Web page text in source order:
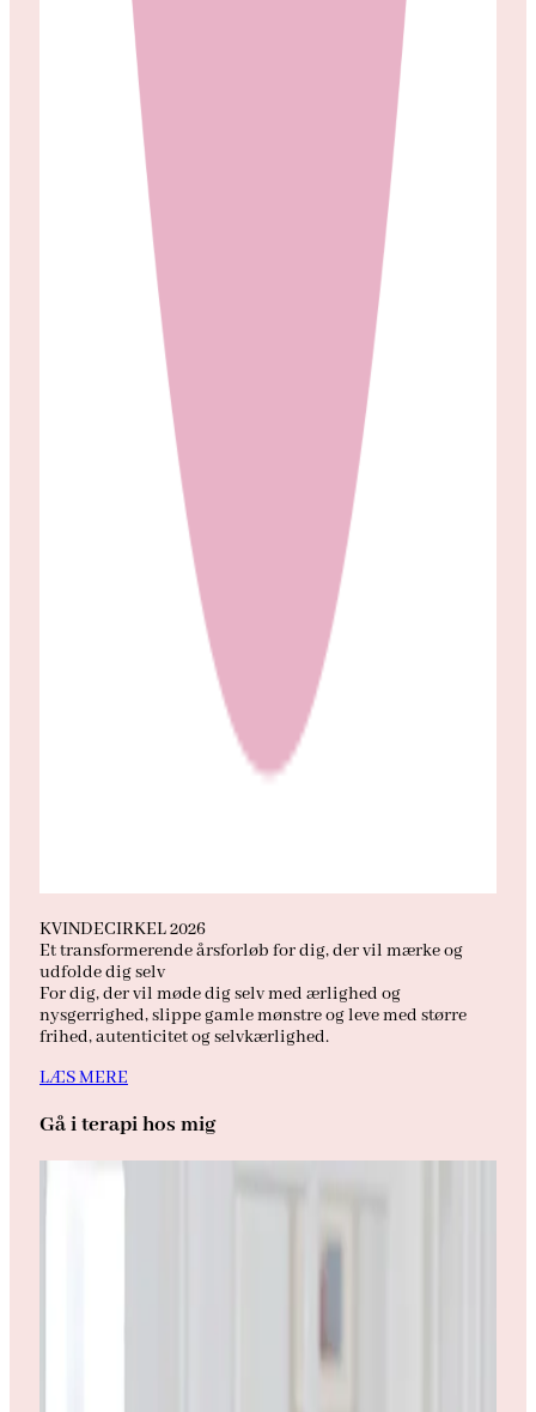
KVINDECIRKEL 2026
Et transformerende årsforløb for dig, der vil mærke og
udfolde dig selv
For dig, der vil møde dig selv med ærlighed og
nysgerrighed, slippe gamle mønstre og leve med større
frihed, autenticitet og selvkærlighed.
LÆS MERE
Gå i terapi hos mig